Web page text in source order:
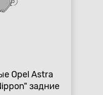
Opel Astra
задние